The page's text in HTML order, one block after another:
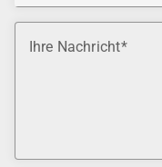
Ihre Nachricht